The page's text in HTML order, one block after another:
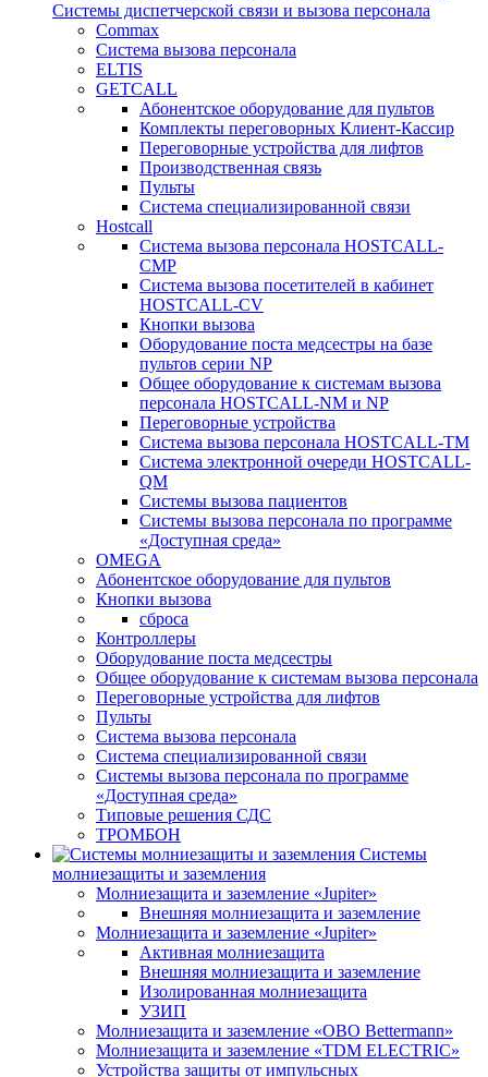
Системы диспетчерской связи и вызова персонала
Commax
Cистема вызова персонала
ELTIS
GETCALL
Абонентское оборудование для пультов
Комплекты переговорных Клиент-Кассир
Переговорные устройства для лифтов
Производственная связь
Пульты
Система специализированной связи
Hostcall
Cистема вызова персонала HOSTCALL-
CMP
Cистема вызова посетителей в кабинет
HOSTCALL-CV
Кнопки вызова
Оборудование поста медсестры на базе
пультов серии NP
Общее оборудование к системам вызова
персонала HOSTCALL-NM и NP
Переговорные устройства
Система вызова персонала HOSTCALL-TM
Система электронной очереди HOSTCALL-
QM
Системы вызова пациентов
Системы вызова персонала по программе
«Доступная среда»
OMEGA
Абонентское оборудование для пультов
Кнопки вызова
сброса
Контроллеры
Оборудование поста медсестры
Общее оборудование к системам вызова персонала
Переговорные устройства для лифтов
Пульты
Система вызова персонала
Система специализированной связи
Системы вызова персонала по программе
«Доступная среда»
Типовые решения СДС
ТРОМБОН
Системы
молниезащиты и заземления
Молниезащита и заземление «Jupiter»
Внешняя молниезащита и заземление
Молниезащита и заземление «Jupiter»
Активная молниезащита
Внешняя молниезащита и заземление
Изолированная молниезащита
УЗИП
Молниезащита и заземление «OBO Bettermann»
Молниезащита и заземление «TDM ЕLECTRIC»
Устройства защиты от импульсных